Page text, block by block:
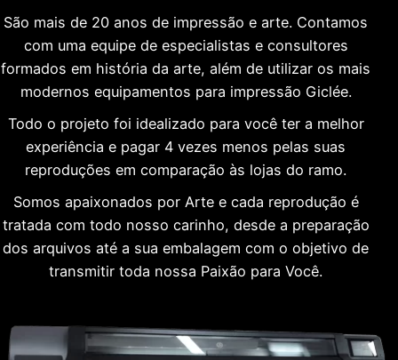
São mais de 20 anos de impressão e arte. Contamos
com uma equipe de especialistas e consultores
formados em história da arte, além de utilizar os mais
modernos equipamentos para impressão Giclée.
Todo o projeto foi idealizado para você ter a melhor
experiência e pagar 4 vezes menos pelas suas
reproduções em comparação às lojas do ramo.
Somos apaixonados por Arte e cada reprodução é
tratada com todo nosso carinho, desde a preparação
dos arquivos até a sua embalagem com o objetivo de
transmitir toda nossa Paixão para Você.